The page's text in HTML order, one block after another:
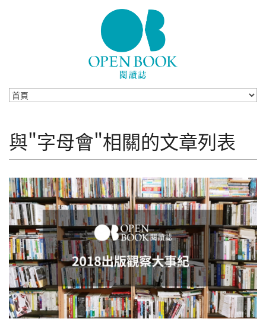
與"字母會"相關的文章列表